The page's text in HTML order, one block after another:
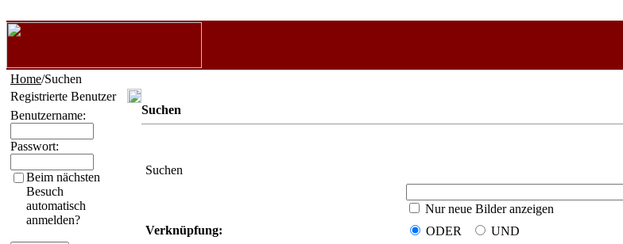
Home/Suchen
Registrierte Benutzer
Benutzername:
Passwort:
Beim nächsten
Besuch
automatisch
anmelden?
Suchen
Suchen
Nur neue Bilder anzeigen
Verknüpfung:
ODER
UND